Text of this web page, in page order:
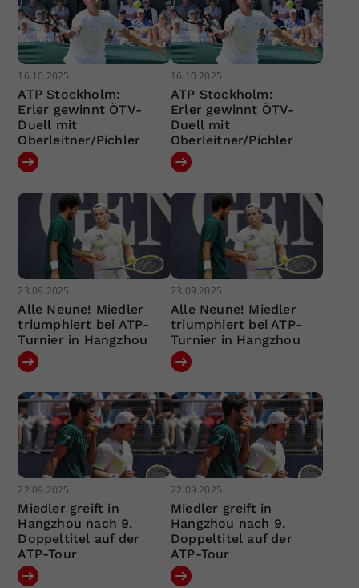
16.10.2025
ATP Stockholm:
Erler gewinnt ÖTV-
Duell mit
Oberleitner/Pichler
16.10.2025
ATP Stockholm:
Erler gewinnt ÖTV-
Duell mit
Oberleitner/Pichler
23.09.2025
Alle Neune! Miedler
triumphiert bei ATP-
Turnier in Hangzhou
23.09.2025
Alle Neune! Miedler
triumphiert bei ATP-
Turnier in Hangzhou
22.09.2025
Miedler greift in
Hangzhou nach 9.
Doppeltitel auf der
ATP-Tour
22.09.2025
Miedler greift in
Hangzhou nach 9.
Doppeltitel auf der
ATP-Tour